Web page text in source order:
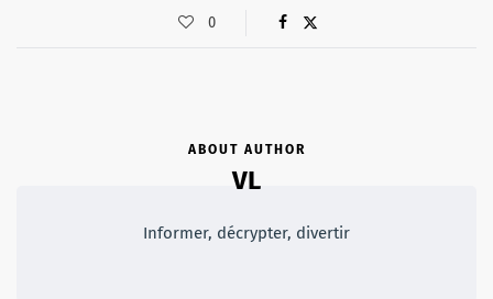
0
ABOUT AUTHOR
VL
Informer, décrypter, divertir